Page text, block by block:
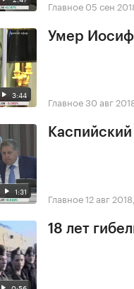
Главное 05 сен
3:44
Умер Иосиф
Главное30 авг
1:31 Главное12 авг
18 лет